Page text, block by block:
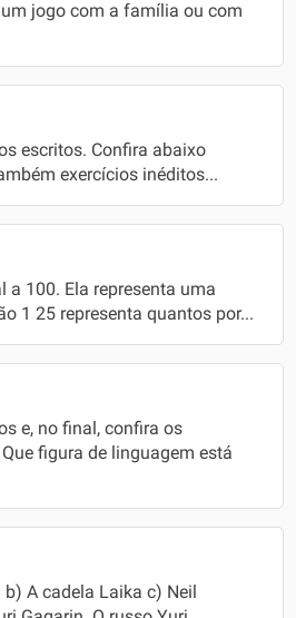
jogo com a família ou com
escritos. Confira abaixo
exercícios inéditos...
a 100. Ela representa uma
1 25 representa quantos por...
e, no final, confira os
figura de linguagem está
A cadela Laika c) Neil